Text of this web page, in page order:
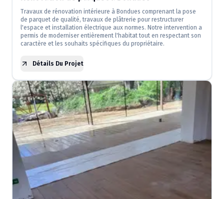
Travaux de rénovation intérieure à Bondues comprenant la pose
de parquet de qualité, travaux de plâtrerie pour restructurer
l'espace et installation électrique aux normes. Notre intervention a
permis de moderniser entièrement l'habitat tout en respectant son
caractère et les souhaits spécifiques du propriétaire.
Détails Du Projet